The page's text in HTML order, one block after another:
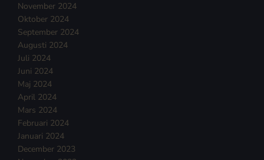
November 2024
Oktober 2024
September 2024
Augusti 2024
Juli 2024
Juni 2024
Maj 2024
April 2024
Mars 2024
Februari 2024
Januari 2024
December 2023